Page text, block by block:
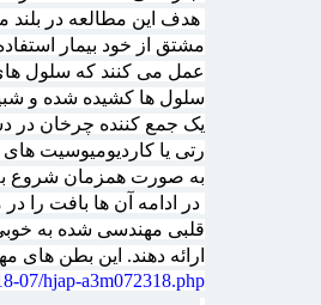
هدف این مطالعه در
مشتق از خود بیمار
عمل می کنند که سلول های
سلول ها کشیده شده و
یک جمع کننده چرخان در
رتی یا کاردیومیوسیت
به صورت همزمان شروع به
در ادامه آن ها بافت را
قلبی مهندسی شده به
ارائه دهند. این بطن های
07/hjap-a3m072318.php